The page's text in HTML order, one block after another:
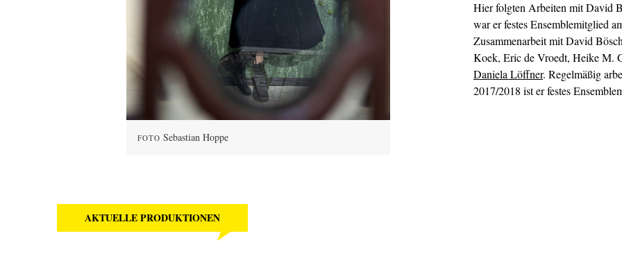
FOTO Sebastian Hoppe
Hier folgten Arbeiten mit David
war er festes Ensemblemitglied
Zusammenarbeit mit David
Koek, Eric de Vroedt, Heike M.
Daniela Löffner. Regelmäßig
2017/2018 ist er festes
AKTUELLE PRODUKTIONEN